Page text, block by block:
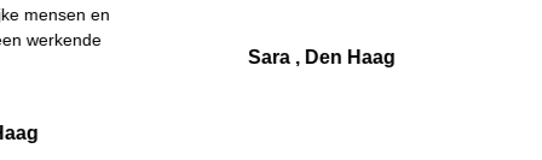
en
Sara , Den Haag